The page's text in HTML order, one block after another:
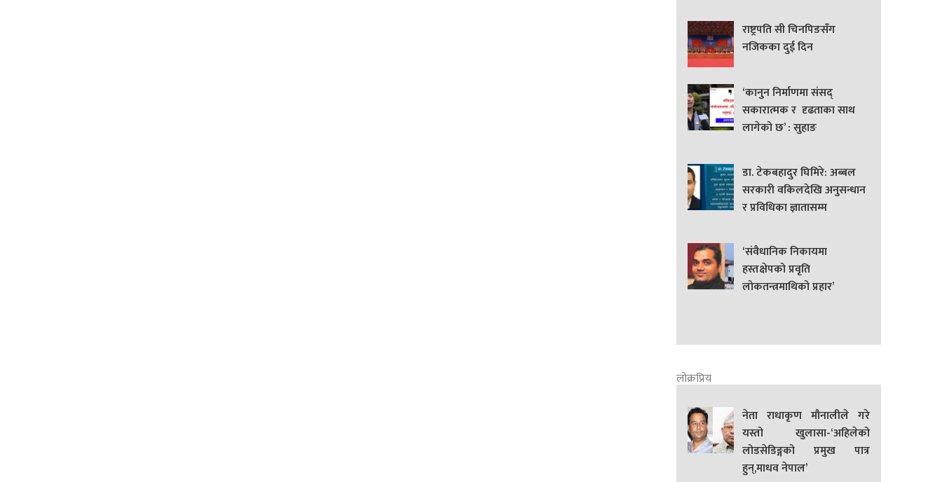
राष्ट्रपति सी चिनपिङसँग
नजिकका दुई दिन
‘कानुन निर्माणमा संसद्
सकारात्मक र दृढताका साथ
लागेको छ’ : सुहाङ
डा. टेकबहादुर घिमिरे: अब्बल
सरकारी वकिलदेखि अनुसन्धान
र प्रविधिका ज्ञातासम्म
‘संवैधानिक निकायमा
हस्तक्षेपको प्रवृति
लोकतन्त्रमाथिको प्रहार’
लोक्रप्रिय
नेता राधाकृण मौनालीले गरे
यस्तो खुलासा-‘अहिलेको
लोडसेडिङ्गको प्रमुख पात्र
हुन्,माधव नेपाल’